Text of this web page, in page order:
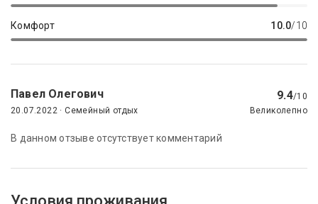
Комфорт 10.0/10
Павел Олегович 9.4/10
20.07.2022 · Семейный отдых
Великолепно
В данном отзыве отсутствует комментарий